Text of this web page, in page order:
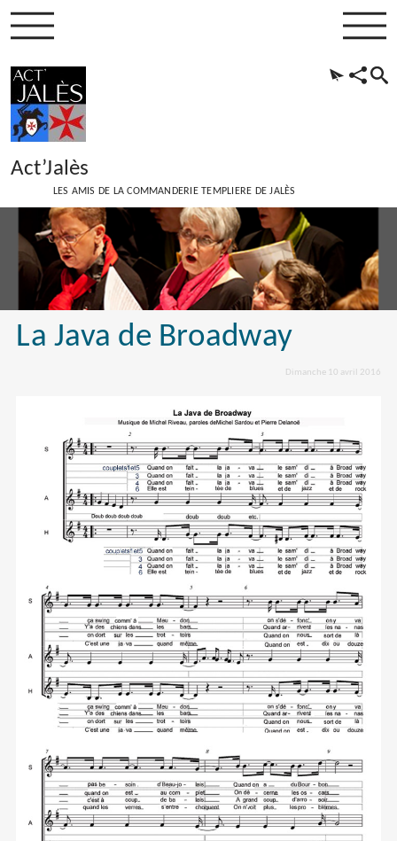
Act’Jalès
LES AMIS DE LA COMMANDERIE TEMPLIERE DE JALÈS
La Java de Broadway
Dimanche 10 avril 2016